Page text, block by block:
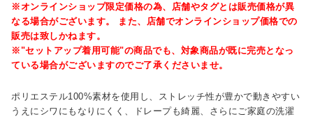
※オンラインショップ限定価格の為、店舗やタグとは販売価格が異
なる場合がございます。 また、店舗でオンラインショップ価格での
販売は致しかねます。
※"セットアップ着用可能"の商品でも、対象商品が既に完売となっ
ている場合がございますのでご了承くださいませ。
ポリエステル100%素材を使用し、ストレッチ性が豊かで動きやすい
うえにシワにもなりにくく、ドレープも綺麗、さらにご家庭の洗濯